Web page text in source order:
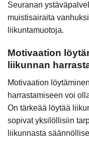
Seuranan
muistisairaita
liikuntamuotoja.
Motivaation
liikunnan
Motivaation
harrastamiseen voi
On tärkeää löytää
sopivat yksilöllisiin
liikunnasta